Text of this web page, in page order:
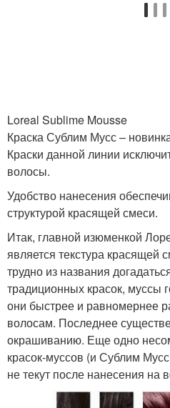
Loreal Sublime Mousse
Краска Сублим Мусс –
Краски данной линии
волосы.
Удобство нанесения
структурой красящей смеси.
Итак, главной изюменкой
является текстура красящей
трудно из названия
традиционных красок, муссы
они быстрее и равномернее
волосам. Последнее
окрашиванию. Еще одно
красок-муссов (и Сублим
не текут после нанесения на